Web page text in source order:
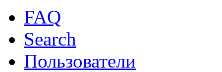
FAQ
Search
Пользователи